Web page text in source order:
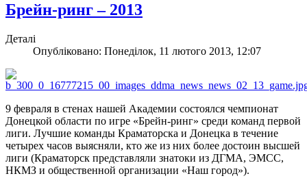
Брейн-ринг – 2013
Деталі
Опубліковано: Понеділок, 11 лютого 2013, 12:07
9 февраля в стенах нашей Академии состоялся чемпионат
Донецкой области по игре «Брейн-ринг» среди команд первой
лиги. Лучшие команды Краматорска и Донецка в течение
четырех часов выясняли, кто же из них более достоин высшей
лиги (Краматорск представляли знатоки из ДГМА, ЭМСС,
НКМЗ и общественной организации «Наш город»).